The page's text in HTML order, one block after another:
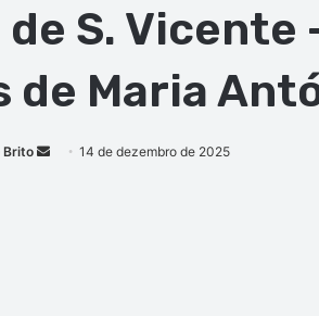
S. Vicente
Maria
Brito
Mande14 de dezembro de 2025